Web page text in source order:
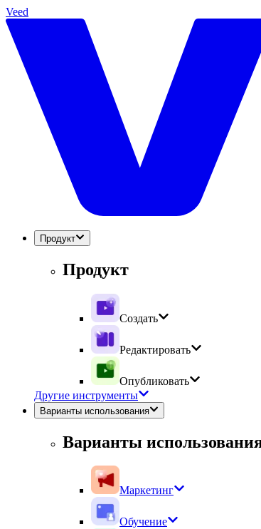
Veed
Продукт
Продукт
Создать
Редактировать
Опубликовать
Другие инструменты
Варианты использования
Варианты
Маркетинг
Обучение